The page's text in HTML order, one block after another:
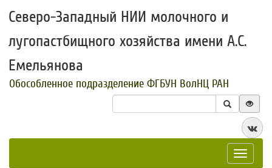
Северо-Западный НИИ молочного и
лугопастбищного хозяйства имени А.С.
Емельянова
Обособленное подразделение ФГБУН ВолНЦ РАН
Toggle